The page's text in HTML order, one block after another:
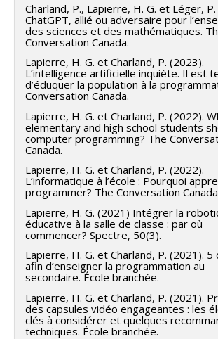
Charland, P., Lapierre, H. G. et Léger,
ChatGPT, allié ou adversaire pour
des sciences et des mathématiques.
Conversation Canada.
Lapierre, H. G. et Charland, P. (2023).
L’intelligence artificielle inquiète. Il est
d’éduquer la population à la
Conversation Canada.
Lapierre, H. G. et Charland, P. (2022).
elementary and high school students
computer programming? The
Canada.
Lapierre, H. G. et Charland, P. (2022).
L’informatique à l’école : Pourquoi
programmer? The Conversation
Lapierre, H. G. (2021) Intégrer la
éducative à la salle de classe : par où
commencer? Spectre, 50(3).
Lapierre, H. G. et Charland, P. (2021). 5
afin d’enseigner la programmation au
secondaire. École branchée.
Lapierre, H. G. et Charland, P. (2021).
des capsules vidéo engageantes : les
clés à considérer et quelques
techniques. École branchée.